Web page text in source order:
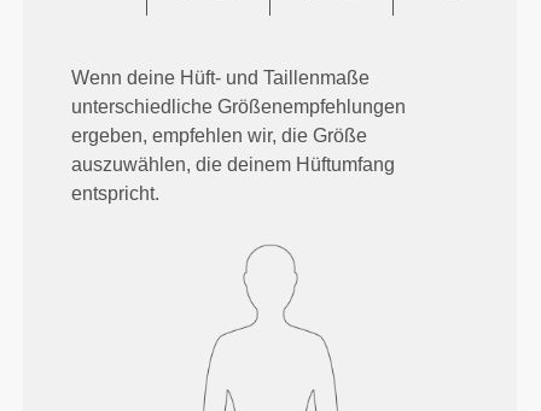
Wenn deine Hüft- und Taillenmaße
unterschiedliche Größenempfehlungen
ergeben, empfehlen wir, die Größe
auszuwählen, die deinem Hüftumfang
entspricht.